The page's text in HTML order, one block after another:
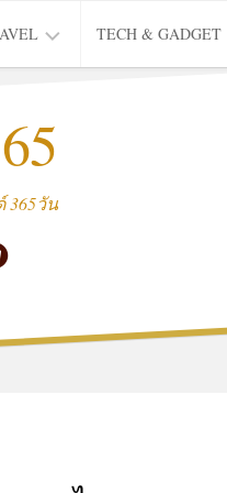
TECH & GADGET
365วัน